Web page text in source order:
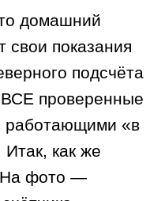
домашний
свои показания
подсчёта
проверенные
работающими «в
как же
На фото —